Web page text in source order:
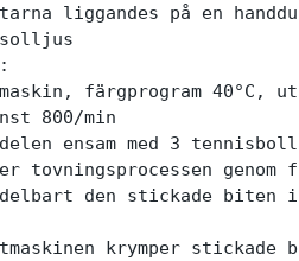
liggandes på en
färgprogram 40°C,
800/min
ensam med 3
tovningsprocessen
den stickade biten
krymper